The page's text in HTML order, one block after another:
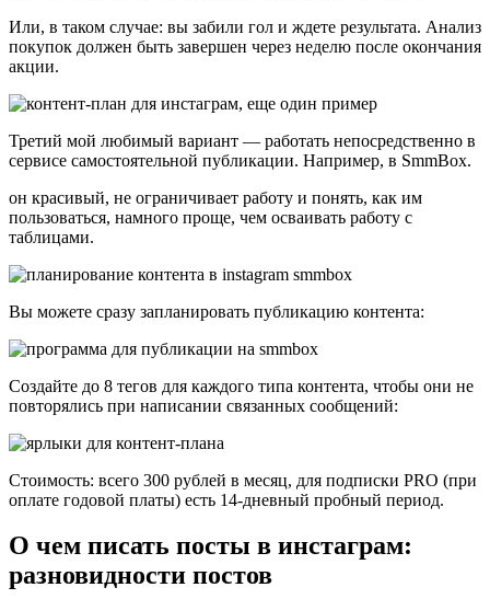
Или, в таком случае: вы забили гол и ждете результата. Анализ
покупок должен быть завершен через неделю после окончания
акции.
Третий мой любимый вариант — работать непосредственно в
сервисе самостоятельной публикации. Например, в SmmBox.
он красивый, не ограничивает работу и понять, как им
пользоваться, намного проще, чем осваивать работу с
таблицами.
Вы можете сразу запланировать публикацию контента:
Создайте до 8 тегов для каждого типа контента, чтобы они не
повторялись при написании связанных сообщений:
Стоимость: всего 300 рублей в месяц, для подписки PRO (при
оплате годовой платы) есть 14-дневный пробный период.
О чем писать посты в инстаграм:
разновидности постов